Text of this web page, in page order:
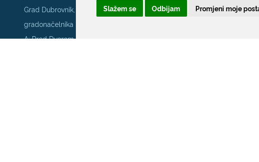
Slažem se Odbijam Promjeni moje
Grad Dubrovnik, Upravni odjel za poslove
gradonačelnika
A: Pred Dvorom 1; E:
T:+385 20 351